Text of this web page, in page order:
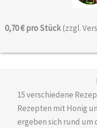
0,70 € pro Stück(zzgl.
15 verschiedene
Rezepten mit Honig
ergeben sich rund um